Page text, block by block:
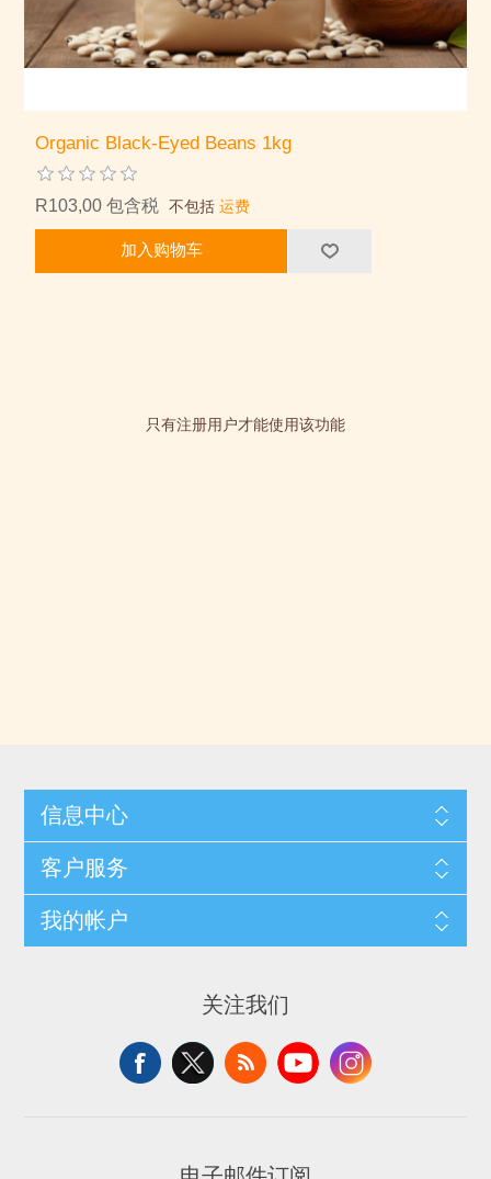
Organic Black-Eyed Beans 1kg
R103,00 包含税 不包括运费
加入购物车
只有注册用户才能使用该功能
信息中心
客户服务
我的帐户
关注我们